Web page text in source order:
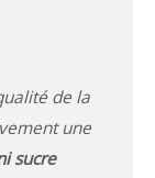
de la
une
sucre